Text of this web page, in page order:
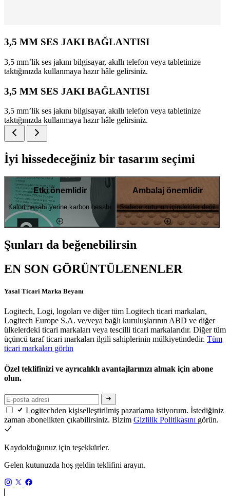
3,5 MM SES JAKI BAĞLANTISI
3,5 mm’lik ses jakını bilgisayar, akıllı telefon veya tabletinize
taktığınızda kullanmaya hazır hâle gelirsiniz.
3,5 MM SES JAKI BAĞLANTISI
3,5 mm’lik ses jakını bilgisayar, akıllı telefon veya tabletinize
taktığınızda kullanmaya hazır hâle gelirsiniz.
İyi hissedeceğiniz bir tasarım seçimi
Etki önemlidir
Kalori hesabı yerine karbon hesabı
Ambalaj önemlidir
Sadece kutunun içindekiler değil
Şunları da beğenebilirsin
EN SON GÖRÜNTÜLENENLER
Yasal Ticari Marka Beyanı
Logitech, Logi, logoları ve diğer tüm Logitech ticari markaları,
Logitech Europe S.A. ve/veya bağlı kuruluşlarının ABD ve diğer
ülkelerdeki ticari markaları veya tescilli ticari markalarıdır. Diğer tüm
üçüncü taraf ticari markaları ilgili sahiplerinin mülkiyetindedir. Tüm
ticari markaları görün
Özel teklifinizi ve ayrıcalıklı avantajlarınızı almak için abone
olun.
Logitechden kişiselleştirilmiş pazarlama istiyorum. İstediğiniz
zaman abonelikten çıkabilirsiniz. Bizim Gizlilik Politikasını görün.
Kaydolduğunuz için teşekkürler.
Gelen kutunuzda hoş geldin teklifini arayın.